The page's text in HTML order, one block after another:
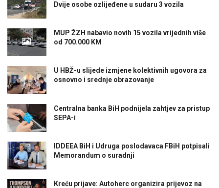
Dvije osobe ozlijeđene u sudaru 3 vozila
MUP ŽZH nabavio novih 15 vozila vrijednih više
od 700.000 KM
U HBŽ-u slijede izmjene kolektivnih ugovora za
osnovno i srednje obrazovanje
Centralna banka BiH podnijela zahtjev za pristup
SEPA-i
IDDEEA BiH i Udruga poslodavaca FBiH potpisali
Memorandum o suradnji
Kreću prijave: Autoherc organizira prijevoz na